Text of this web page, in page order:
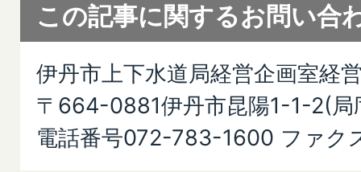
この記事に関するお問い合
伊丹市上下水道局経営企画室経
〒664-0881伊丹市昆陽1-1-2(局
電話番号072-783-1600 ファ